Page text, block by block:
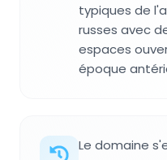
typiques de
russes avec
espaces
époque
Le domaine